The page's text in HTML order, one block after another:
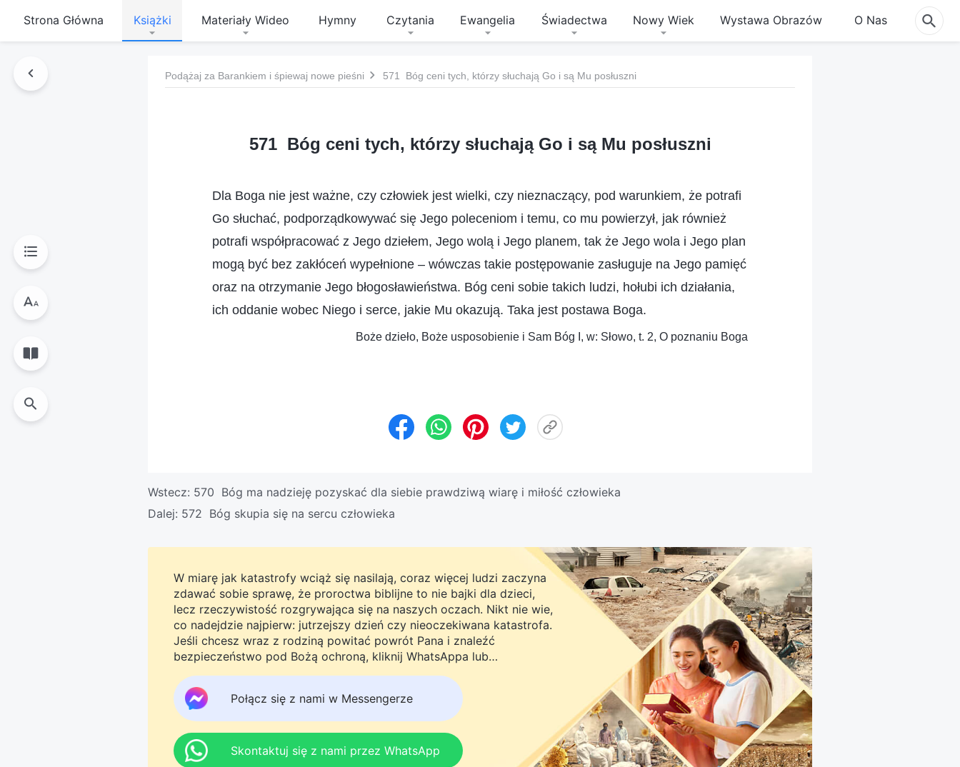
Strona Główna Książki Materiały Wideo Hymny Czytania Ewangelia Świadectwa Nowy Wiek Wystawa Obrazów O Nas
Podążaj za Barankiem i śpiewaj nowe pieśni 571 Bóg ceni tych, którzy słuchają Go i są Mu posłuszni
571 Bóg ceni tych, którzy słuchają Go i są Mu posłuszni
Dla Boga nie jest ważne, czy człowiek jest wielki, czy nieznaczący, pod warunkiem, że potrafi
Go słuchać, podporządkowywać się Jego poleceniom i temu, co mu powierzył, jak również
potrafi współpracować z Jego dziełem, Jego wolą i Jego planem, tak że Jego wola i Jego plan
mogą być bez zakłóceń wypełnione – wówczas takie postępowanie zasługuje na Jego pamięć
oraz na otrzymanie Jego błogosławieństwa. Bóg ceni sobie takich ludzi, hołubi ich działania,
ich oddanie wobec Niego i serce, jakie Mu okazują. Taka jest postawa Boga.
Boże dzieło, Boże usposobienie i Sam Bóg I, w: Słowo, t. 2, O poznaniu Boga
Wstecz: 570 Bóg ma nadzieję pozyskać dla siebie prawdziwą wiarę i miłość człowieka
Dalej: 572 Bóg skupia się na sercu człowieka
W miarę jak katastrofy wciąż się nasilają, coraz więcej ludzi zaczyna
zdawać sobie sprawę, że proroctwa biblijne to nie bajki dla dzieci,
lecz rzeczywistość rozgrywająca się na naszych oczach. Nikt nie wie,
co nadejdzie najpierw: jutrzejszy dzień czy nieoczekiwana katastrofa.
Jeśli chcesz wraz z rodziną powitać powrót Pana i znaleźć
bezpieczeństwo pod Bożą ochroną, kliknij WhatsAppa lub
Messengera, aby dołączyć do naszej grupy studyjnej. Nie odkładaj
tego do jutra.
Połącz się z nami w Messengerze
Skontaktuj się z nami przez WhatsApp